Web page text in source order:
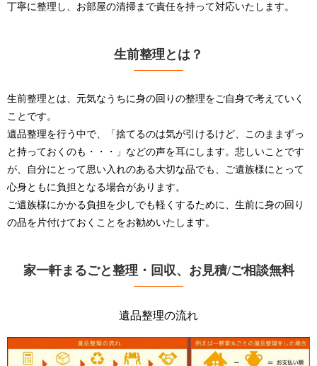
丁寧に整理し、お部屋の清掃まで責任を持って対応いたします。
生前整理とは？
生前整理とは、元気なうちに身の回りの整理をご自身で考えていく
ことです。
遺品整理を行う中で、「捨てるのは気が引けるけど、このままずっ
と持っておくのも・・・」などの声を耳にします。悲しいことです
が、自分にとって思い入れのある大切な品でも、ご遺族様にとって
心身ともに負担となる場合があります。
ご遺族様にかかる負担を少しでも軽くするために、生前に身の回り
の品を片付けておくことをお勧めいたします。
家一軒まるごと整理・回収、お見積/ご相談無料
遺品整理の流れ